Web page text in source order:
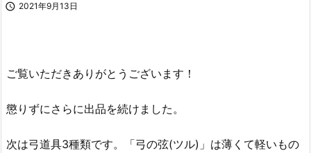
 2021年9月13日
ご覧いただきありがとうございます！
懲りずにさらに出品を続けました。
次は弓道具3種類です。「弓の弦(ツル)」は薄くて軽いもの